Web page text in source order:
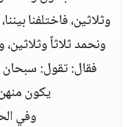
وثلاثين، فاختلفنا
ونحمد ثلاثاً
فقال: تقول: سبحان
يكون
وفي